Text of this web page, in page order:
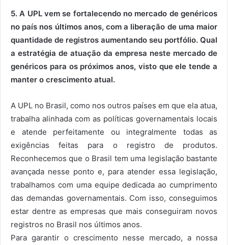
5. A UPL vem se fortalecendo no mercado de genéricos
no país nos últimos anos, com a liberação de uma maior
quantidade de registros aumentando seu portfólio. Qual
a estratégia de atuação da empresa neste mercado de
genéricos para os próximos anos, visto que ele tende a
manter o crescimento atual.
A UPL no Brasil, como nos outros países em que ela atua,
trabalha alinhada com as políticas governamentais locais
e atende perfeitamente ou integralmente todas as
exigências feitas para o registro de produtos.
Reconhecemos que o Brasil tem uma legislação bastante
avançada nesse ponto e, para atender essa legislação,
trabalhamos com uma equipe dedicada ao cumprimento
das demandas governamentais. Com isso, conseguimos
estar dentre as empresas que mais conseguiram novos
registros no Brasil nos últimos anos.
Para garantir o crescimento nesse mercado, a nossa